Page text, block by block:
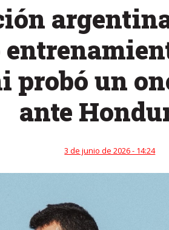
probó un
ante
3 de junio de 2026 - 14:24